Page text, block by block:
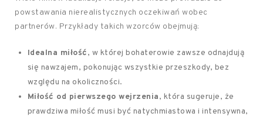
powstawania nierealistycznych oczekiwań wobec
partnerów. Przykłady takich wzorców obejmują:
Idealna miłość, w której bohaterowie zawsze odnajdują
się nawzajem, pokonując wszystkie przeszkody, bez
względu na okoliczności.
Miłość od pierwszego wejrzenia, która sugeruje, że
prawdziwa miłość musi być natychmiastowa i intensywna,